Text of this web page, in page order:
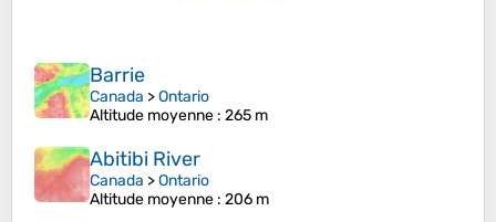
Barrie
Canada >Ontario
Altitude moyenne : 265 m
Abitibi River
Canada >Ontario
Altitude moyenne : 206 m